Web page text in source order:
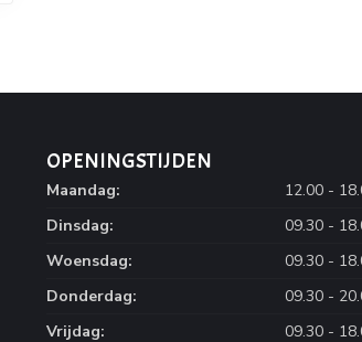
OPENINGSTIJDEN
Maandag:
12.00 -
Dinsdag:
09.30 -
Woensdag:
09.30 -
Donderdag:
09.30 -
Vrijdag:
09.30 -